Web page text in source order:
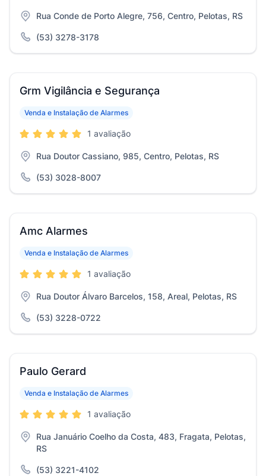
Rua Conde de Porto Alegre, 756, Centro, Pelotas, RS
(53) 3278-3178
Grm Vigilância e Segurança
Venda e Instalação de Alarmes
1 avaliação
Rua Doutor Cassiano, 985, Centro, Pelotas, RS
(53) 3028-8007
Amc Alarmes
Venda e Instalação de Alarmes
1 avaliação
Rua Doutor Álvaro Barcelos, 158, Areal, Pelotas, RS
(53) 3228-0722
Paulo Gerard
Venda e Instalação de Alarmes
1 avaliação
Rua Januário Coelho da Costa, 483, Fragata, Pelotas,
RS
(53) 3221-4102